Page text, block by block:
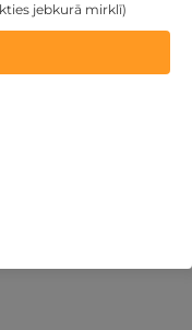
maksas
jebkurā mirklī)